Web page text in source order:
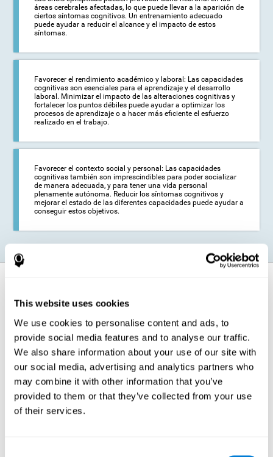
This website uses cookies
We use cookies to personalise content and ads, to
provide social media features and to analyse our traffic.
We also share information about your use of our site with
our social media, advertising and analytics partners who
may combine it with other information that you’ve
provided to them or that they’ve collected from your use
of their services.
áreas cerebrales afectadas, lo que puede llevar a la aparición de
ciertos síntomas cognitivos. Un entrenamiento adecuado
puede ayudar a reducir el alcance y el impacto de estos
síntomas.
Favorecer el rendimiento académico y laboral: Las capacidades
cognitivas son esenciales para el aprendizaje y el desarrollo
laboral. Minimizar el impacto de las alteraciones cognitivas y
fortalecer los puntos débiles puede ayudar a optimizar los
procesos de aprendizaje o a hacer más eficiente el esfuerzo
realizado en el trabajo.
Favorecer el contexto social y personal: Las capacidades
cognitivas también son imprescindibles para poder socializar
de manera adecuada, y para tener una vida personal
plenamente autónoma. Reducir los síntomas cognitivos y
mejorar el estado de las diferentes capacidades puede ayudar a
conseguir estos objetivos.
de modo que pueda realizarse una estimulación de las capacidades
cognitivas de una manera cómoda y amena. Para ello, el entrenamiento
de CogniFit está compuesto por una serie de entretenidas actividades
neuropsicológicas de dificultad creciente y adaptadas a las
necesidades del usuario, de modo que siempre representen un reto
para el cerebro. De esta manera, al enfrentarse a las actividades, el
Cuando el cerebro afronta estos esfuerzos repetidamente, termina
dedicando más recursos a las áreas cognitivas más implicadas en
estos esfuerzos, lo que fortalece su estado.Este fenómeno por el cual
el cerebro se adapta a las demandas y exigencias del entorno es